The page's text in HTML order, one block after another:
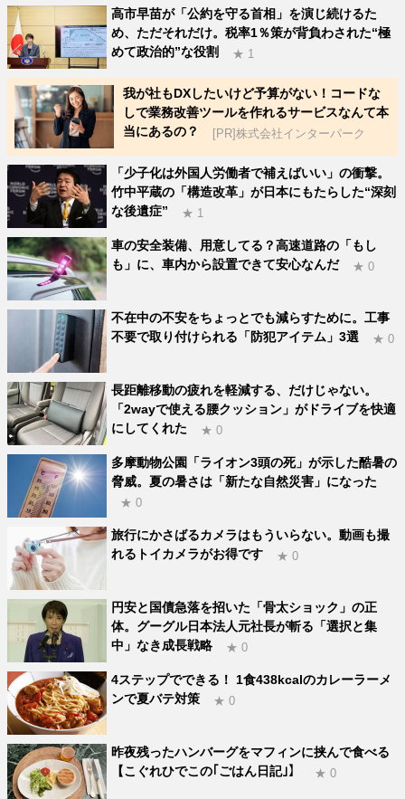
高市早苗が「公約を守る首相」を演じ続けるた
め、ただそれだけ。税率1％策が背負わされた“極
めて政治的”な役割
★ 1
我が社もDXしたいけど予算がない！コードな
しで業務改善ツールを作れるサービスなんて本
当にあるの？
[PR]株式会社インターパーク
「少子化は外国人労働者で補えばいい」の衝撃。
竹中平蔵の「構造改革」が日本にもたらした“深刻
な後遺症”
★ 1
車の安全装備、用意してる？高速道路の「もし
も」に、車内から設置できて安心なんだ
★ 0
不在中の不安をちょっとでも減らすために。工事
不要で取り付けられる「防犯アイテム」3選
★ 0
長距離移動の疲れを軽減する、だけじゃない。
「2wayで使える腰クッション」がドライブを快適
にしてくれた
★ 0
多摩動物公園「ライオン3頭の死」が示した酷暑の
脅威。夏の暑さは「新たな自然災害」になった
★ 0
旅行にかさばるカメラはもういらない。動画も撮
れるトイカメラがお得です
★ 0
円安と国債急落を招いた「骨太ショック」の正
体。グーグル日本法人元社長が斬る「選択と集
中」なき成長戦略
★ 0
4ステップでできる！ 1食438kcalのカレーラーメ
ンで夏バテ対策
★ 0
昨夜残ったハンバーグをマフィンに挟んで食べる
【こぐれひでこの｢ごはん日記｣】
★ 0